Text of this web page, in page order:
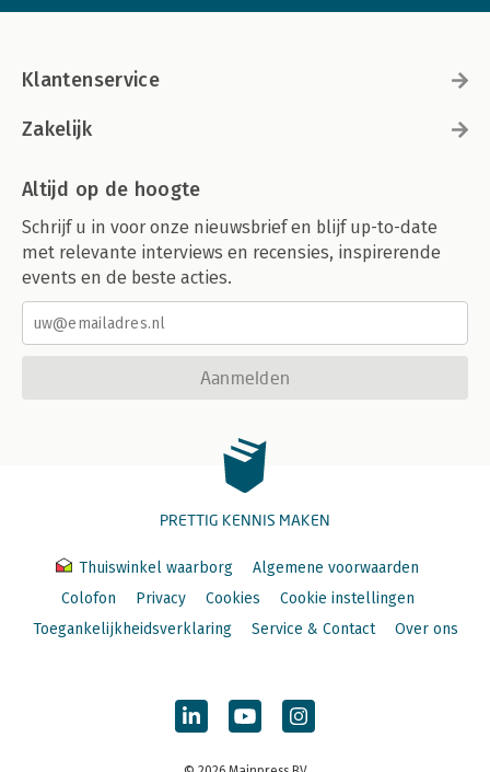
Klantenservice
Zakelijk
Altijd op de hoogte
Schrijf u in voor onze nieuwsbrief en blijf up-to-date
met relevante interviews en recensies, inspirerende
events en de beste acties.
Aanmelden
PRETTIG KENNIS MAKEN
Thuiswinkel waarborg
Algemene voorwaarden
Colofon
Privacy Cookies
Cookie instellingen
Toegankelijkheidsverklaring
Service & Contact Over ons